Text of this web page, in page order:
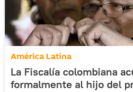
América Latina
La Fiscalía colombiana
formalmente al hijo del